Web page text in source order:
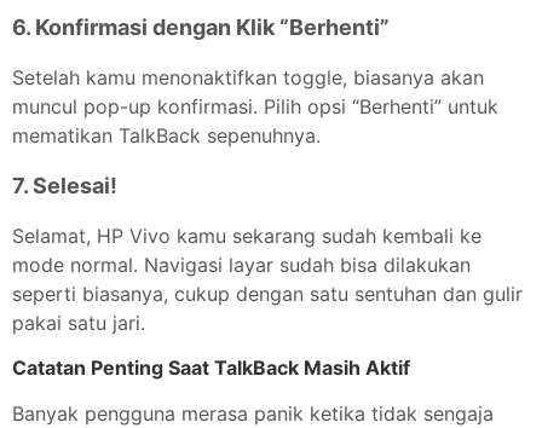
6. Konfirmasi dengan Klik “Berhenti”
Setelah kamu menonaktifkan toggle, biasanya akan
muncul pop-up konfirmasi. Pilih opsi “Berhenti” untuk
mematikan TalkBack sepenuhnya.
7. Selesai!
Selamat, HP Vivo kamu sekarang sudah kembali ke
mode normal. Navigasi layar sudah bisa dilakukan
seperti biasanya, cukup dengan satu sentuhan dan gulir
pakai satu jari.
Catatan Penting Saat TalkBack Masih Aktif
Banyak pengguna merasa panik ketika tidak sengaja